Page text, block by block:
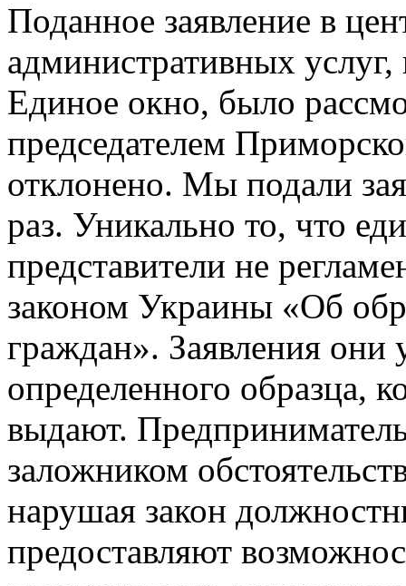
Поданное заявление в
административных услуг,
Единое окно, было
председателем
отклонено. Мы подали
раз. Уникально то, что
представители не
законом Украины «Об
граждан». Заявления они
определенного образца,
выдают.
заложником
нарушая закон
предоставляют